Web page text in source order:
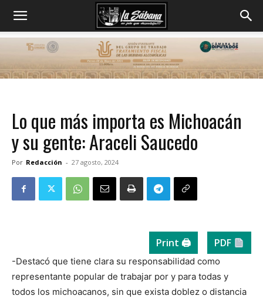
Lo que más importa es Michoacán
y su gente: Araceli Saucedo
Por Redacción - 27 agosto, 2024
Print 🖨 PDF
-Destacó que tiene clara su responsabilidad como
representante popular de trabajar por y para todas y
todos los michoacanos, sin que exista doblez o distancia